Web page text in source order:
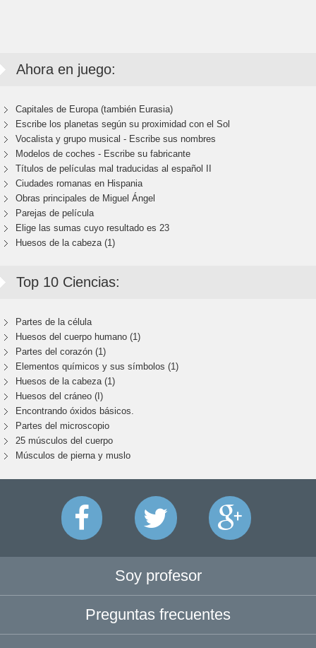
Ahora en juego:
Capitales de Europa (también Eurasia)
Escribe los planetas según su proximidad con el Sol
Vocalista y grupo musical - Escribe sus nombres
Modelos de coches - Escribe su fabricante
Títulos de películas mal traducidas al español II
Ciudades romanas en Hispania
Obras principales de Miguel Ángel
Parejas de película
Elige las sumas cuyo resultado es 23
Huesos de la cabeza (1)
Top 10 Ciencias:
Partes de la célula
Huesos del cuerpo humano (1)
Partes del corazón (1)
Elementos químicos y sus símbolos (1)
Huesos de la cabeza (1)
Huesos del cráneo (I)
Encontrando óxidos básicos.
Partes del microscopio
25 músculos del cuerpo
Músculos de pierna y muslo
Soy profesor
Preguntas frecuentes